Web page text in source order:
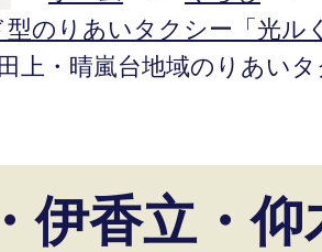
型のりあいタクシー「光ル
上・晴嵐台地域のりあい
伊香立・仰